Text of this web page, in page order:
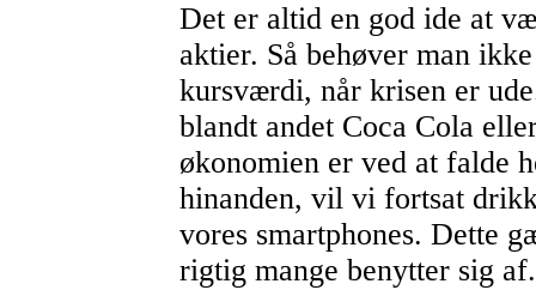
Det er altid en god ide at
aktier. Så behøver man
kursværdi, når krisen er
blandt andet Coca Cola
økonomien er ved at falde
hinanden, vil vi fortsat
vores smartphones. Dette
rigtig mange benytter sig af.